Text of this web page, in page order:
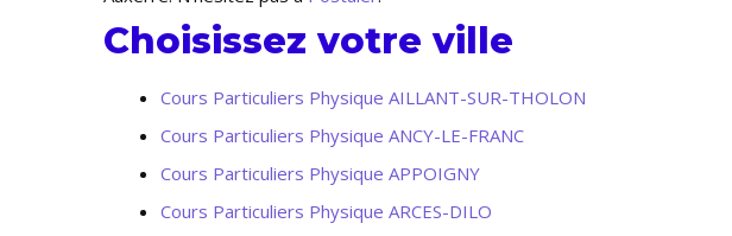
Choisissez votre ville
Cours Particuliers Physique AILLANT-SUR-THOLON
Cours Particuliers Physique ANCY-LE-FRANC
Cours Particuliers Physique APPOIGNY
Cours Particuliers Physique ARCES-DILO